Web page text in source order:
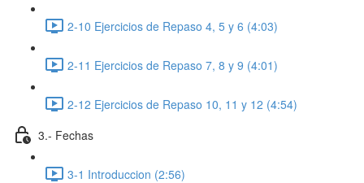
2-10 Ejercicios de Repaso 4, 5 y 6 (4:03)
2-11 Ejercicios de Repaso 7, 8 y 9 (4:01)
2-12 Ejercicios de Repaso 10, 11 y 12 (4:54)
3.- Fechas
3-1 Introduccion (2:56)